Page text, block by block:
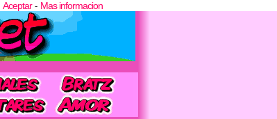
Aceptar- Mas informacion